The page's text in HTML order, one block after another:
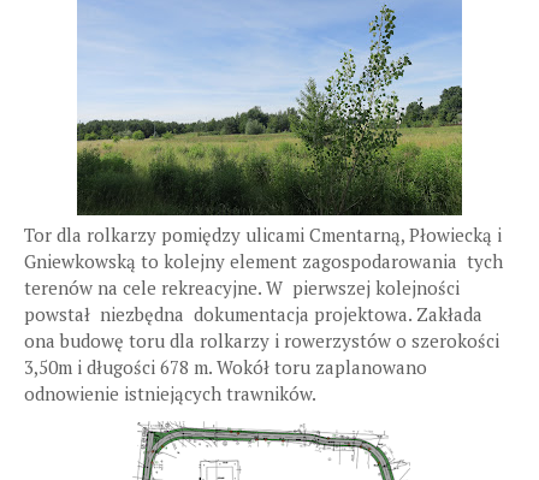
Tor dla rolkarzy pomiędzy ulicami Cmentarną, Płowiecką i
Gniewkowską to kolejny element zagospodarowania tych
terenów na cele rekreacyjne. W pierwszej kolejności
powstał niezbędna dokumentacja projektowa. Zakłada
ona budowę toru dla rolkarzy i rowerzystów o szerokości
3,50m i długości 678 m. Wokół toru zaplanowano
odnowienie istniejących trawników.